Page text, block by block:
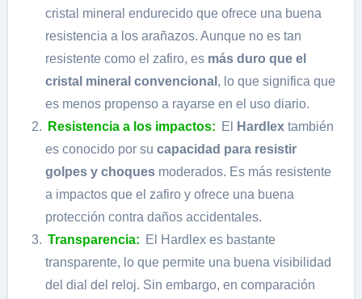
cristal mineral endurecido que ofrece una buena
resistencia a los arañazos. Aunque no es tan
resistente como el zafiro, es más duro que el
cristal mineral convencional , lo que significa que
es menos propenso a rayarse en el uso diario.
Resistencia a los impactos: El Hardlextambién
es conocido por su capacidad para resistir
golpes y choquesmoderados. Es más resistente
a impactos que el zafiro y ofrece una buena
protección contra daños accidentales.
Transparencia: El Hardlex es bastante
transparente, lo que permite una buena visibilidad
del dial del reloj. Sin embargo, en comparación